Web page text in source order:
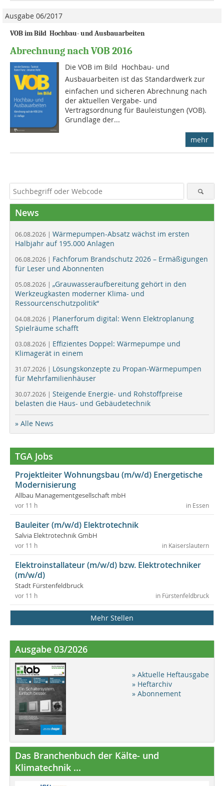
Ausgabe 06/2017
VOB im Bild  Hochbau- und Ausbauarbeiten
Abrechnung nach VOB 2016
Die VOB im Bild  Hochbau- und
Ausbauarbeiten ist das Standardwerk zur
einfachen und sicheren Abrechnung nach
der aktuellen Vergabe- und
Vertragsordnung für Bauleistungen (VOB).
Grundlage der...
mehr
News
06.08.2026 | Wärmepumpen-Absatz wächst im ersten
Halbjahr auf 195.000 Anlagen
06.08.2026 | Fachforum Brandschutz 2026 – Ermäßigungen
für Leser und Abonnenten
05.08.2026 | „Grauwasseraufbereitung gehört in den
Werkzeugkasten moderner Klima- und
Ressourcenschutzpolitik“
04.08.2026 | Planerforum digital: Wenn Elektroplanung
Spielräume schafft
03.08.2026 | Effizientes Doppel: Wärmepumpe und
Klimagerät in einem
31.07.2026 | Lösungskonzepte zu Propan-Wärmepumpen
für Mehrfamilienhäuser
30.07.2026 | Steigende Energie- und Rohstoffpreise
belasten die Haus- und Gebäudetechnik
» Alle News
TGA Jobs
Projektleiter Wohnungsbau (m/w/d) Energetische
Modernisierung
Allbau Managementgesellschaft mbH
in Essen
vor 11 h
Bauleiter (m/w/d) Elektrotechnik
Salvia Elektrotechnik GmbH
in Kaiserslautern
vor 11 h
Elektroinstallateur (m/w/d) bzw. Elektrotechniker
(m/w/d)
Stadt Fürstenfeldbruck
in Fürstenfeldbruck
vor 11 h
Mehr Stellen
Ausgabe 03/2026
» Aktuelle Heftausgabe
» Heftarchiv
» Abonnement
Das Branchenbuch der Kälte- und
Klimatechnik ...